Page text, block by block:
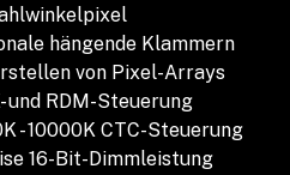
hängende Klammern
von Pixel-Arrays
und RDM-Steuerung
- 10000K CTC-Steuerung
16-Bit-Dimmleistung